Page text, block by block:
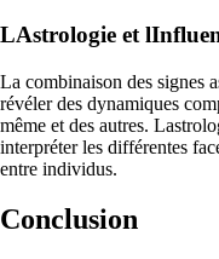
LAstrologie et
La combinaison des signes
révéler des dynamiques
même et des autres.
interpréter les différentes
entre individus.
Conclusion